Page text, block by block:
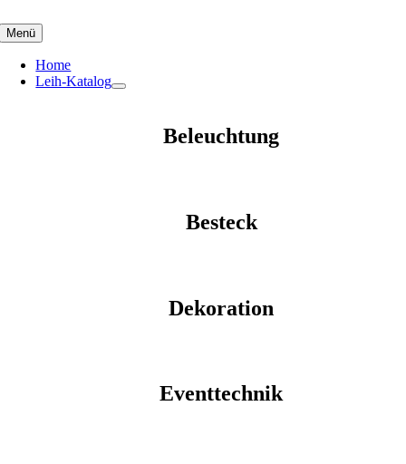
to
content
Menü
Home
Leih-Katalog
Beleuchtung
Besteck
Dekoration
Eventtechnik